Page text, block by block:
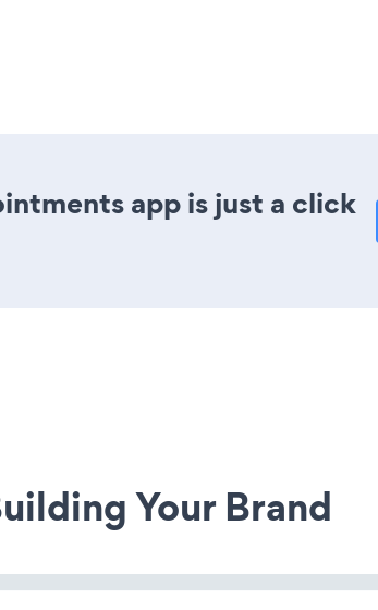
app is just a click
Your Brand